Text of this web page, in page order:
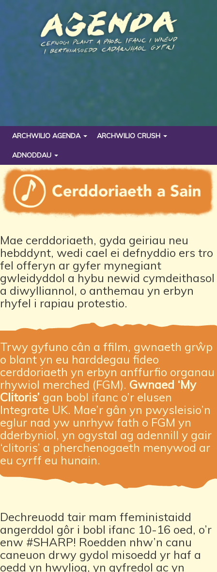
ARCHWILIO AGENDA ARCHWILIO CRUSH
ADNODDAU
Mae cerddoriaeth, gyda geiriau neu
hebddynt, wedi cael ei defnyddio ers tro
fel offeryn ar gyfer mynegiant
gwleidyddol a hybu newid cymdeithasol
a diwylliannol, o anthemau yn erbyn
rhyfel i rapiau protestio.
Trwy gyfuno cân a ffilm, gwnaeth grŵp
o blant yn eu harddegau fideo
cerddoriaeth yn erbyn anffurfio organau
rhywiol merched (FGM). Gwnaed ‘My
Clitoris’ gan bobl ifanc o’r elusen
Integrate UK. Mae’r gân yn pwysleisio’n
eglur nad yw unrhyw fath o FGM yn
dderbyniol, yn ogystal ag adennill y gair
‘clitoris’ a pherchenogaeth menywod ar
eu cyrff eu hunain.
Dechreuodd tair mam ffeministaidd
angerddol gôr i bobl ifanc 10-16 oed, o’r
enw #SHARP! Roedden nhw’n canu
caneuon drwy gydol misoedd yr haf a
oedd yn hwyliog, yn gyfredol ac yn